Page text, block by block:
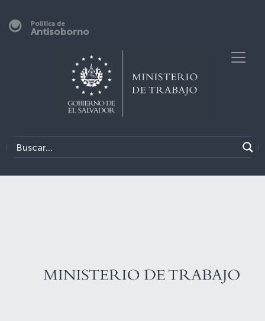
Política de
Antisoborno